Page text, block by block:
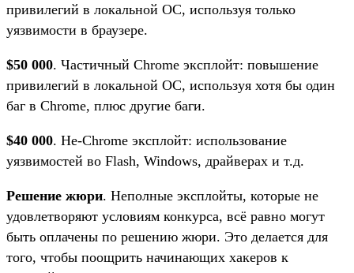
привилегий в локальной ОС, используя только
уязвимости в браузере.
$50 000. Частичный Chrome эксплойт: повышение
привилегий в локальной ОС, используя хотя бы один
баг в Chrome, плюс другие баги.
$40 000. Не-Chrome эксплойт: использование
уязвимостей во Flash, Windows, драйверах и т.д.
Решение жюри. Неполные эксплойты, которые не
удовлетворяют условиям конкурса, всё равно могут
быть оплачены по решению жюри. Это делается для
того, чтобы поощрить начинающих хакеров к